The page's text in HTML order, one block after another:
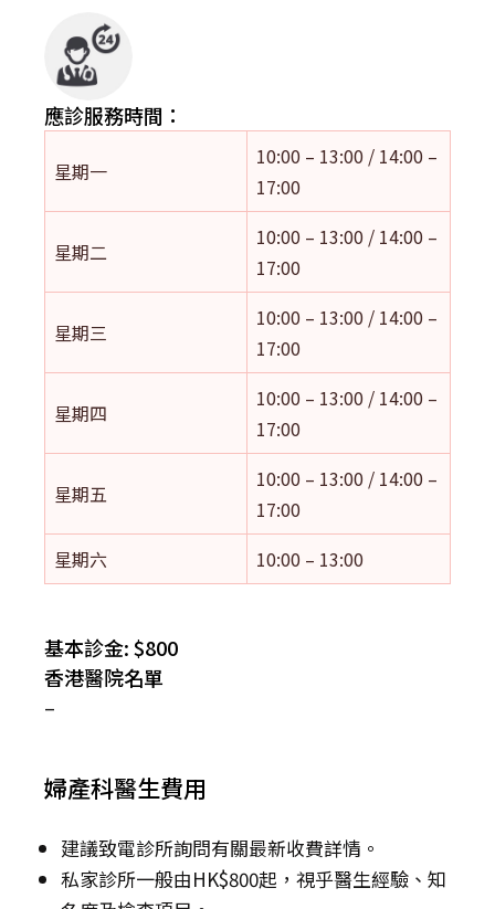
應診服務時間：
星期一
10:00 – 13:00 / 14:00 –
17:00
星期二
10:00 – 13:00 / 14:00 –
17:00
星期三
10:00 – 13:00 / 14:00 –
17:00
星期四
10:00 – 13:00 / 14:00 –
17:00
星期五
10:00 – 13:00 / 14:00 –
17:00
星期六
10:00 – 13:00
基本診金: $800
香港醫院名單
–
婦產科醫生費用
建議致電診所詢問有關最新收費詳情。
私家診所一般由HK$800起，視乎醫生經驗、知